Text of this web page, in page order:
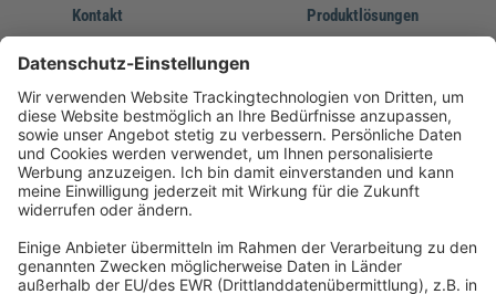
Kontakt
service@forum-verlag.com
Mo-Do 07:30 - 17:00 Uhr
Fr 07:30 - 15:00 Uhr
Produktlösungen
Unsere Marken
Folgen Sie uns